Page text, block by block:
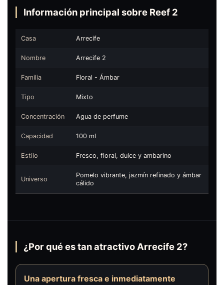
Información principal sobre Reef 2
Casa Arrecife
Nombre Arrecife 2
Familia Floral - Ámbar
Tipo Mixto
Concentración Agua de perfume
Capacidad 100 ml
Estilo Fresco, floral, dulce y ambarino
Universo
Pomelo vibrante, jazmín refinado y ámbar
cálido
¿Por qué es tan atractivo Arrecife 2?
Una apertura fresca e inmediatamente